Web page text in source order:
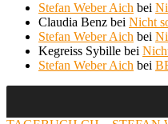
Stefan Weber Aich bei
Claudia Benz bei Nicht
Stefan Weber Aich bei
Kegreiss Sybille bei
Stefan Weber Aich bei